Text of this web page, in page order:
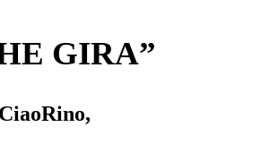
GIRA”
CiaoRino,